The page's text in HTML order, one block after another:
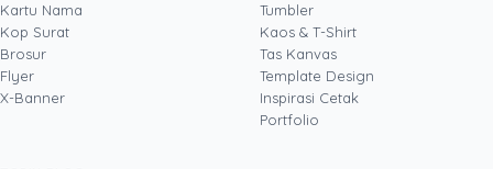
20 tahun yang menguasai tiga disiplin
sekaligus: produksi percetakan dan kemasan
(offset, digital printing, quality control), digital
marketing, serta pemrograman dan AI. Ia
memahami bisnis cetak langsung dari lantai
produksi sampai baris kode, dari menghitung
Lihat profil →
Kartu Nama
Kop Surat
Brosur
Flyer
X-Banner
Tumbler
Kaos & T-Shirt
Tas Kanvas
Template Design
Inspirasi Cetak
Portfolio